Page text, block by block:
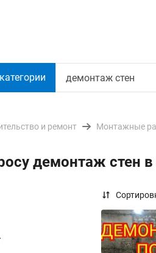
и ремонт Монтажные
демонтаж стен